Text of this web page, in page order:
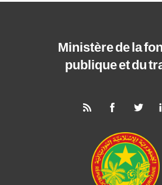
Ministère de la
publique et du